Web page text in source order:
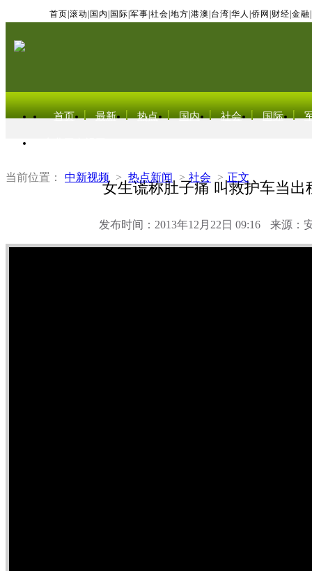
首页 滚动 国内 国际 军事 社会 地方 港澳 台湾 华人 侨网 财经 金融
首页 最新 热点 国内 社会 国际
当前位置： 中新视频 > 热点新闻 > 社会 > 正文
女生谎称肚子痛 叫救护车当出
发布时间：2013年12月22日 09:16 来源：